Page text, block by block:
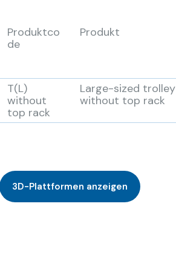
Produktco
de
Produkt
T(L)
without
top rack
Large-sized trolley
without top rack
3D-Plattformen anzeigen